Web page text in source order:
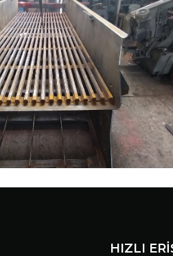
HIZLI